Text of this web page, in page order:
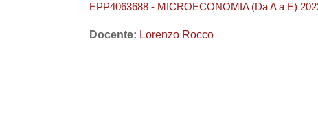
EPP4063688 - MICROECONOMIA (Da A a E)
Docente: Lorenzo Rocco